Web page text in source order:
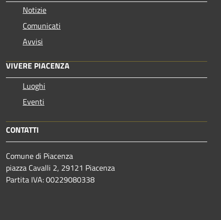
Notizie
Comunicati
Avvisi
VIVERE PIACENZA
Luoghi
Eventi
CONTATTI
Comune di Piacenza
piazza Cavalli 2, 29121 Piacenza
Partita IVA: 00229080338